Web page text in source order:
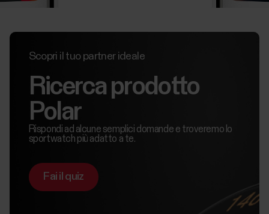
Scopri il tuo partner ideale
Ricerca prodotto
Polar
Rispondi ad alcune semplici domande e troveremo lo
sportwatch più adatto a te.
Fai il quiz